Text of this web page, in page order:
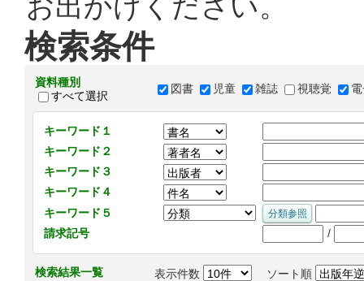
検索条件
資料種別
すべて選択
図書 児童 雑誌 視聴覚
キーワード１
キーワード２
キーワード３
キーワード４
キーワード５
請求記号
/
検索結果一覧 表示件数 ソート順